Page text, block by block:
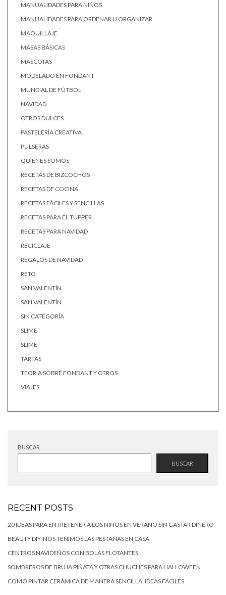
MANUALIDADES PARA NIÑOS
MANUALIDADES PARA ORDENAR U ORGANIZAR
MAQUILLAJE
MASAS BÁSICAS
MASCOTAS
MODELADO EN FONDANT
MUNDIAL DE FÚTBOL
NAVIDAD
OTROS DULCES
PASTELERÍA CREATIVA
PULSERAS
QUIENES SOMOS
RECETAS DE BIZCOCHOS
RECETAS DE COCINA
RECETAS FÁCILES Y SENCILLAS
RECETAS PARA EL TUPPER
RECETAS PARA NAVIDAD
RECICLAJE
REGALOS DE NAVIDAD
RETO
SAN VALENTÍN
SAN VALENTÍN
SIN CATEGORÍA
SLIME
SLIME
TARTAS
TEORÍA SOBRE FONDANT Y OTROS
VIAJES
BUSCAR
BUSCAR
RECENT POSTS
20 IDEAS PARA ENTRETENER A LOS NIÑOS EN VERANO SIN GASTAR DINERO
BEAUTY DIY: NOS TEÑIMOS LAS PESTAÑAS EN CASA
CENTROS NAVIDEÑOS CON BOLAS FLOTANTES
SOMBREROS DE BRUJA PIÑATA Y OTRAS CHUCHES PARA HALLOWEEN
COMO PINTAR CERÁMICA DE MANERA SENCILLA. IDEAS FÁCILES